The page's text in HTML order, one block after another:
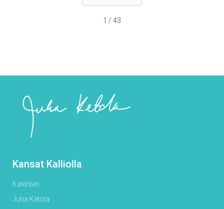
1 / 43
Kansat Kalliolla
Kalenteri
Juha Ketola